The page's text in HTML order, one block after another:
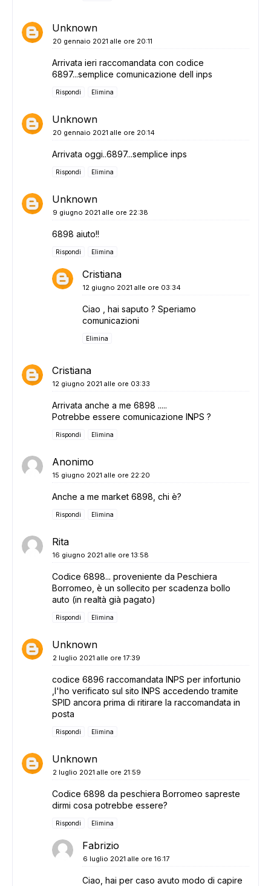
Unknown
20 gennaio 2021 alle ore 20:11
Arrivata ieri raccomandata con codice
6897...semplice comunicazione dell inps
Rispondi Elimina
Unknown
20 gennaio 2021 alle ore 20:14
Arrivata oggi..6897...semplice inps
Rispondi Elimina
Unknown
9 giugno 2021 alle ore 22:38
6898 aiuto!!
Rispondi Elimina
Cristiana
12 giugno 2021 alle ore 03:34
Ciao , hai saputo ? Speriamo
comunicazioni
Elimina
Cristiana
12 giugno 2021 alle ore 03:33
Arrivata anche a me 6898 .....
Potrebbe essere comunicazione INPS ?
Rispondi Elimina
Anonimo
15 giugno 2021 alle ore 22:20
Anche a me market 6898, chi è?
Rispondi Elimina
Rita
16 giugno 2021 alle ore 13:58
Codice 6898... proveniente da Peschiera
Borromeo, è un sollecito per scadenza bollo
auto (in realtà già pagato)
Rispondi Elimina
Unknown
2 luglio 2021 alle ore 17:39
codice 6896 raccomandata INPS per infortunio
,l'ho verificato sul sito INPS accedendo tramite
SPID ancora prima di ritirare la raccomandata in
posta
Rispondi Elimina
Unknown
2 luglio 2021 alle ore 21:59
Codice 6898 da peschiera Borromeo sapreste
dirmi cosa potrebbe essere?
Rispondi Elimina
Fabrizio
6 luglio 2021 alle ore 16:17
Ciao, hai per caso avuto modo di capire